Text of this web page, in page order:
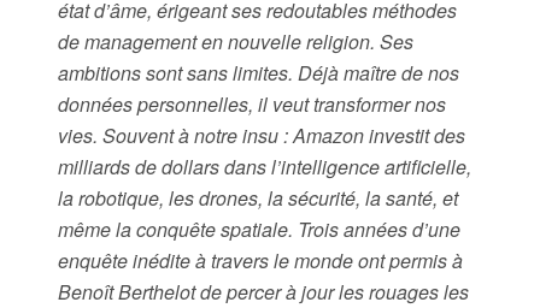
état d’âme, érigeant ses redoutables méthodes
de management en nouvelle religion. Ses
ambitions sont sans limites. Déjà maître de nos
données personnelles, il veut transformer nos
vies. Souvent à notre insu : Amazon investit des
milliards de dollars dans l’intelligence artificielle,
la robotique, les drones, la sécurité, la santé, et
même la conquête spatiale. Trois années d’une
enquête inédite à travers le monde ont permis à
Benoît Berthelot de percer à jour les rouages les